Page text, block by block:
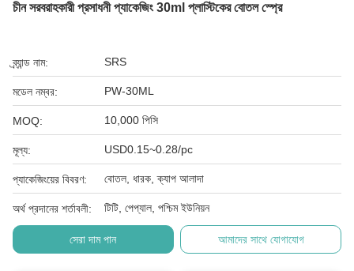
চীন সরবরাহকারী প্রসাধনী প্যাকেজিং 30ml প্লাস্টিকের বোতল স্প্রে
ব্র্যান্ড নাম: SRS
মডেল নম্বর: PW-30ML
MOQ: 10,000 পিসি
মূল্য: USD0.15~0.28/pc
প্যাকেজিংয়ের বিবরণ: বোতল, ধারক, ক্যাপ আলাদা
অর্থ প্রদানের শর্তাবলী: টিটি, পেপ্যাল, পশ্চিম ইউনিয়ন
সেরা দাম পান আমাদের সাথে যোগাযোগ